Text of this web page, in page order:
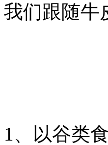
我们跟随牛
1、以谷类